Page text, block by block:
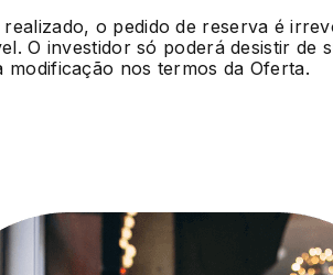
realizado, o pedido de reserva é
O investidor só poderá desistir de
modificação nos termos da Oferta.